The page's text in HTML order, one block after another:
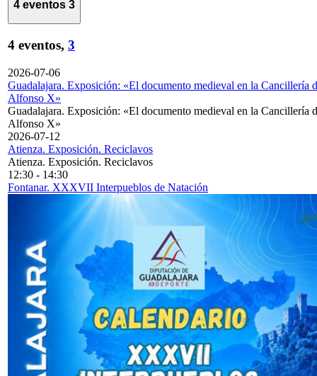
4 eventos 3
4 eventos, 3
2026-07-06
Guadalajara. Exposición: «El documento medieval en la Cancillería
Alfonso X»
Guadalajara. Exposición: «El documento medieval en la Cancillería
Alfonso X»
2026-07-12
Atienza. Exposición. Reciclavos
Atienza. Exposición. Reciclavos
12:30 - 14:30
Fontanar. XXXVII Interpueblos de Natación